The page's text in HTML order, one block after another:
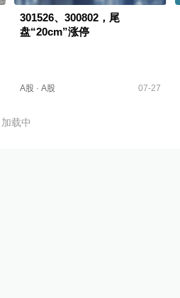
301526、300802，尾
盘“20cm”涨停
A股 · A股 07-27
加载中